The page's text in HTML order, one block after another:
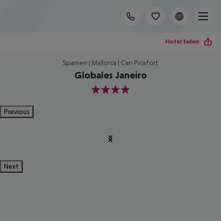
Hotel teilen
Spanien | Mallorca | Can Picafort
Globales Janeiro
4
Previous
Next